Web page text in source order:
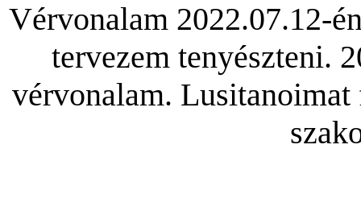
Vérvonalam 2022.07.12-
tervezem tenyészteni.
vérvonalam.